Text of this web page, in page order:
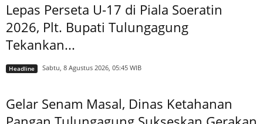
Lepas Perseta U-17 di Piala Soeratin
2026, Plt. Bupati Tulungagung
Tekankan...
Headline Sabtu, 8 Agustus 2026, 05:45 WIB
Gelar Senam Masal, Dinas Ketahanan